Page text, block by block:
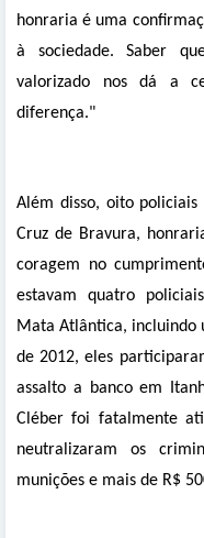
honraria é uma
à sociedade. Saber
valorizado nos dá a
diferença."
Além disso, oito
Cruz de Bravura,
coragem no
estavam quatro
Mata Atlântica, incluindo
de 2012, eles
assalto a banco em
Cléber foi fatalmente
neutralizaram os
munições e mais de R$